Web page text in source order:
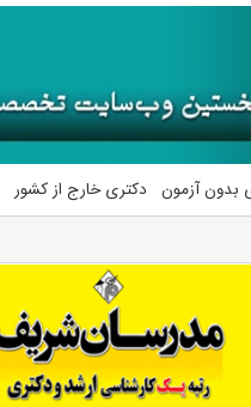
بدون آزمون دکتری خارج از کشور